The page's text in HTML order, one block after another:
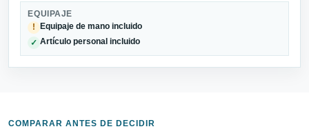
EQUIPAJE
!
Equipaje de mano incluido
✓ Artículo personal incluido
COMPARAR ANTES DE DECIDIR